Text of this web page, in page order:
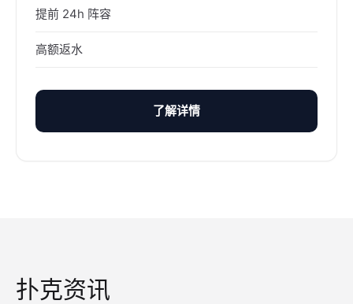
提前 24h 阵容
高额返水
了解详情
扑克资讯